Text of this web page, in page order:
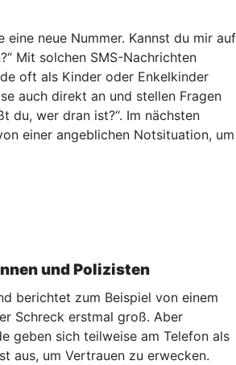
eine neue Nummer. Kannst du mir auf
Mit solchen SMS-Nachrichten
oft als Kinder oder Enkelkinder
auch direkt an und stellen Fragen
du, wer dran ist?“. Im nächsten
einer angeblichen Notsituation, um
und Polizisten
berichtet zum Beispiel von einem
Schreck erstmal groß. Aber
geben sich teilweise am Telefon als
aus, um Vertrauen zu erwecken.